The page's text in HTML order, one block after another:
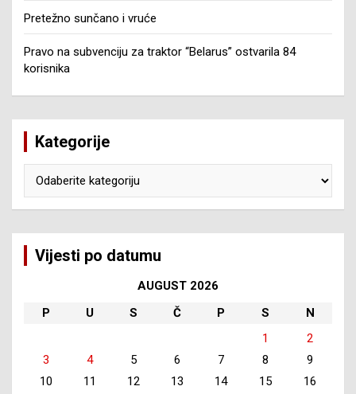
Pretežno sunčano i vruće
Pravo na subvenciju za traktor “Belarus” ostvarila 84
korisnika
Kategorije
Vijesti po datumu
AUGUST 2026
P
U S Č P S
N
1
2
3
4 5 6 7 8
9
10
11 12 13 14 15
16